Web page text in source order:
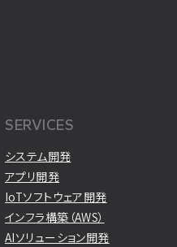
SERVICES
システム開発
アプリ開発
IoTソフトウェア開発
インフラ構築（AWS）
AIソリューション開発